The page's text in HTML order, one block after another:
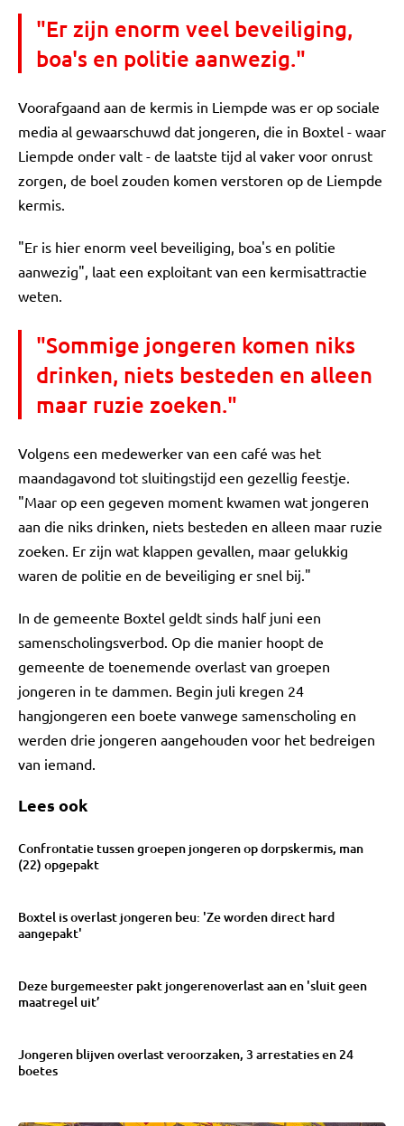
"Er zijn enorm veel beveiliging,
boa's en politie aanwezig."
Voorafgaand aan de kermis in Liempde was er op sociale
media al gewaarschuwd dat jongeren, die in Boxtel - waar
Liempde onder valt - de laatste tijd al vaker voor onrust
zorgen, de boel zouden komen verstoren op de Liempde
kermis.
"Er is hier enorm veel beveiliging, boa's en politie
aanwezig", laat een exploitant van een kermisattractie
weten.
"Sommige jongeren komen niks
drinken, niets besteden en alleen
maar ruzie zoeken."
Volgens een medewerker van een café was het
maandagavond tot sluitingstijd een gezellig feestje.
"Maar op een gegeven moment kwamen wat jongeren
aan die niks drinken, niets besteden en alleen maar ruzie
zoeken. Er zijn wat klappen gevallen, maar gelukkig
waren de politie en de beveiliging er snel bij."
In de gemeente Boxtel geldt sinds half juni een
samenscholingsverbod. Op die manier hoopt de
gemeente de toenemende overlast van groepen
jongeren in te dammen. Begin juli kregen 24
hangjongeren een boete vanwege samenscholing en
werden drie jongeren aangehouden voor het bedreigen
van iemand.
Lees ook
Confrontatie tussen groepen jongeren op dorpskermis, man
(22) opgepakt
Boxtel is overlast jongeren beu: 'Ze worden direct hard
aangepakt'
Deze burgemeester pakt jongerenoverlast aan en 'sluit geen
maatregel uit’
Jongeren blijven overlast veroorzaken, 3 arrestaties en 24
boetes